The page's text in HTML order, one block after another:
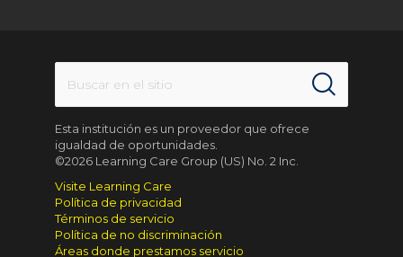
Esta institución es un proveedor que ofrece
igualdad de oportunidades.
©2026 Learning Care Group (US) No. 2 Inc.
Visite Learning Care
Política de privacidad
Términos de servicio
Política de no discriminación
Áreas donde prestamos servicio